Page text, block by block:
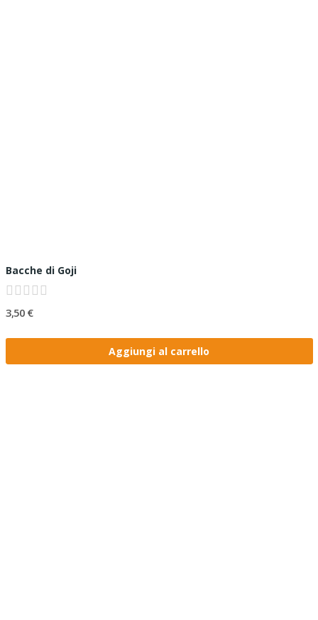
Bacche di Goji
3,50 €
Aggiungi al carrello